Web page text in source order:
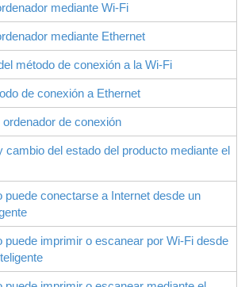
mediante Wi-Fi
mediante Ethernet
método de conexión a la Wi-Fi
de conexión a Ethernet
de conexión
cambio del estado del producto mediante el
puede conectarse a Internet desde un
puede imprimir o escanear por Wi-Fi desde